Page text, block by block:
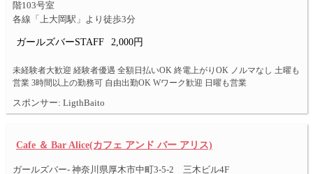
階103号室
各線「上大岡駅」より徒歩3分
ガールズバーSTAFF 2,000円
未経験者大歓迎 経験者優遇 全額日払いOK 終電上がりOK ノルマなし 土曜も
営業 3時間以上の勤務可 自由出勤OK Wワーク歓迎 日曜も営業
スポンサー: LigthBaito
Cafe ＆ Bar Alice(カフェ アンド バー アリス)
ガールズバー- 神奈川県厚木市中町3-5-2 三木ビル4F